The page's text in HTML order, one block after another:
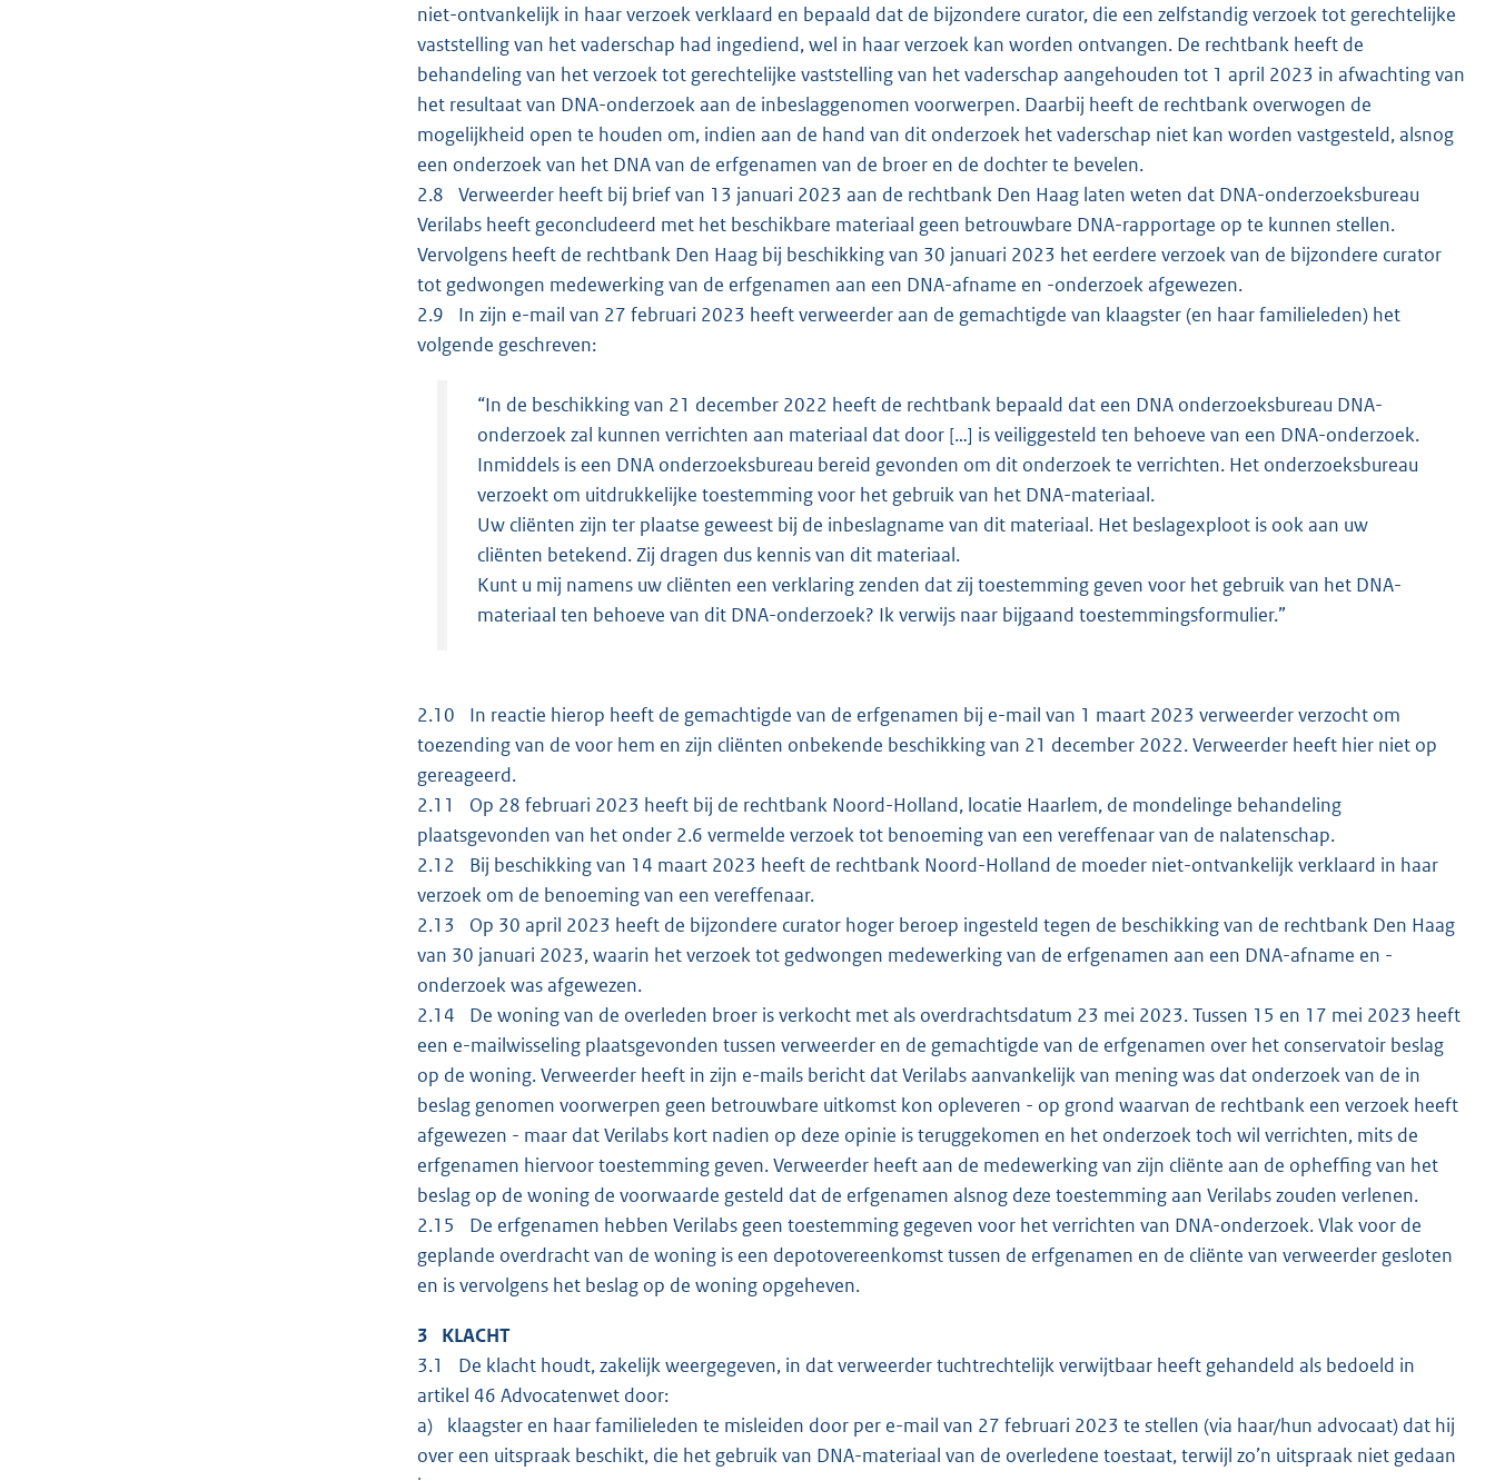
niet-ontvankelijk in haar verzoek verklaard en bepaald dat de bijzondere curator, die een zelfstandig verzoek tot gerechtelijke
vaststelling van het vaderschap had ingediend, wel in haar verzoek kan worden ontvangen. De rechtbank heeft de
behandeling van het verzoek tot gerechtelijke vaststelling van het vaderschap aangehouden tot 1 april 2023 in afwachting van
het resultaat van DNA-onderzoek aan de inbeslaggenomen voorwerpen. Daarbij heeft de rechtbank overwogen de
mogelijkheid open te houden om, indien aan de hand van dit onderzoek het vaderschap niet kan worden vastgesteld, alsnog
een onderzoek van het DNA van de erfgenamen van de broer en de dochter te bevelen.
2.8 Verweerder heeft bij brief van 13 januari 2023 aan de rechtbank Den Haag laten weten dat DNA-onderzoeksbureau
Verilabs heeft geconcludeerd met het beschikbare materiaal geen betrouwbare DNA-rapportage op te kunnen stellen.
Vervolgens heeft de rechtbank Den Haag bij beschikking van 30 januari 2023 het eerdere verzoek van de bijzondere curator
tot gedwongen medewerking van de erfgenamen aan een DNA-afname en -onderzoek afgewezen.
2.9 In zijn e-mail van 27 februari 2023 heeft verweerder aan de gemachtigde van klaagster (en haar familieleden) het
volgende geschreven:
“In de beschikking van 21 december 2022 heeft de rechtbank bepaald dat een DNA onderzoeksbureau DNA-
onderzoek zal kunnen verrichten aan materiaal dat door […] is veiliggesteld ten behoeve van een DNA-onderzoek.
Inmiddels is een DNA onderzoeksbureau bereid gevonden om dit onderzoek te verrichten. Het onderzoeksbureau
verzoekt om uitdrukkelijke toestemming voor het gebruik van het DNA-materiaal.
Uw cliënten zijn ter plaatse geweest bij de inbeslagname van dit materiaal. Het beslagexploot is ook aan uw
cliënten betekend. Zij dragen dus kennis van dit materiaal.
Kunt u mij namens uw cliënten een verklaring zenden dat zij toestemming geven voor het gebruik van het DNA-
materiaal ten behoeve van dit DNA-onderzoek? Ik verwijs naar bijgaand toestemmingsformulier.”
2.10 In reactie hierop heeft de gemachtigde van de erfgenamen bij e-mail van 1 maart 2023 verweerder verzocht om
toezending van de voor hem en zijn cliënten onbekende beschikking van 21 december 2022. Verweerder heeft hier niet op
gereageerd.
2.11 Op 28 februari 2023 heeft bij de rechtbank Noord-Holland, locatie Haarlem, de mondelinge behandeling
plaatsgevonden van het onder 2.6 vermelde verzoek tot benoeming van een vereffenaar van de nalatenschap.
2.12 Bij beschikking van 14 maart 2023 heeft de rechtbank Noord-Holland de moeder niet-ontvankelijk verklaard in haar
verzoek om de benoeming van een vereffenaar.
2.13 Op 30 april 2023 heeft de bijzondere curator hoger beroep ingesteld tegen de beschikking van de rechtbank Den Haag
van 30 januari 2023, waarin het verzoek tot gedwongen medewerking van de erfgenamen aan een DNA-afname en -
onderzoek was afgewezen.
2.14 De woning van de overleden broer is verkocht met als overdrachtsdatum 23 mei 2023. Tussen 15 en 17 mei 2023 heeft
een e-mailwisseling plaatsgevonden tussen verweerder en de gemachtigde van de erfgenamen over het conservatoir beslag
op de woning. Verweerder heeft in zijn e-mails bericht dat Verilabs aanvankelijk van mening was dat onderzoek van de in
beslag genomen voorwerpen geen betrouwbare uitkomst kon opleveren - op grond waarvan de rechtbank een verzoek heeft
afgewezen - maar dat Verilabs kort nadien op deze opinie is teruggekomen en het onderzoek toch wil verrichten, mits de
erfgenamen hiervoor toestemming geven. Verweerder heeft aan de medewerking van zijn cliënte aan de opheffing van het
beslag op de woning de voorwaarde gesteld dat de erfgenamen alsnog deze toestemming aan Verilabs zouden verlenen.
2.15 De erfgenamen hebben Verilabs geen toestemming gegeven voor het verrichten van DNA-onderzoek. Vlak voor de
geplande overdracht van de woning is een depotovereenkomst tussen de erfgenamen en de cliënte van verweerder gesloten
en is vervolgens het beslag op de woning opgeheven.
3 KLACHT
3.1 De klacht houdt, zakelijk weergegeven, in dat verweerder tuchtrechtelijk verwijtbaar heeft gehandeld als bedoeld in
artikel 46 Advocatenwet door:
a) klaagster en haar familieleden te misleiden door per e-mail van 27 februari 2023 te stellen (via haar/hun advocaat) dat hij
over een uitspraak beschikt, die het gebruik van DNA-materiaal van de overledene toestaat, terwijl zo’n uitspraak niet gedaan